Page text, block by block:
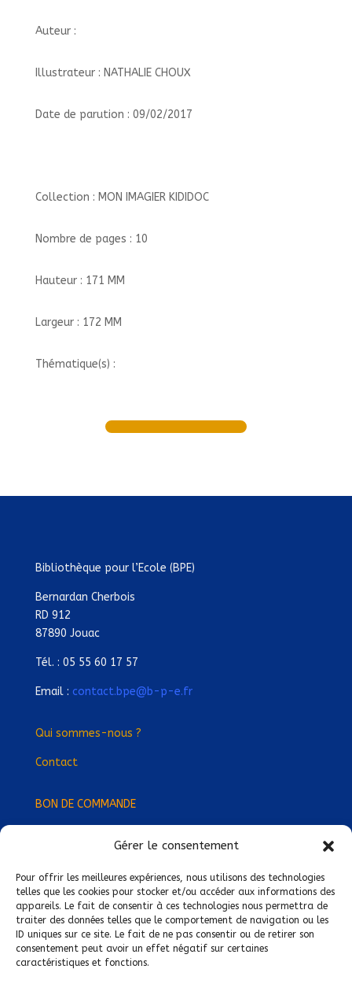
Gérer le consentement
Pour offrir les meilleures expériences, nous utilisons des technologies
telles que les cookies pour stocker et/ou accéder aux informations des
appareils. Le fait de consentir à ces technologies nous permettra de
traiter des données telles que le comportement de navigation ou les
ID uniques sur ce site. Le fait de ne pas consentir ou de retirer son
consentement peut avoir un effet négatif sur certaines
caractéristiques et fonctions.
Auteur :
Illustrateur : NATHALIE CHOUX
Date de parution : 09/02/2017
Collection : MON IMAGIER KIDIDOC
Nombre de pages : 10
Hauteur : 171 MM
Largeur : 172 MM
Thématique(s) :
Bibliothèque pour l’Ecole (BPE)
Bernardan Cherbois
RD 912
87890 Jouac
Tél. : 05 55 60 17 57
Email : contact.bpe@b-p-e.fr
Qui sommes-nous ?
Contact
BON DE COMMANDE
Devenez Délégué·e Régional·e !
Trouvez-nous près de chez vous !
Mentions légales
Conditions générales de vente
Politique de confidentialité